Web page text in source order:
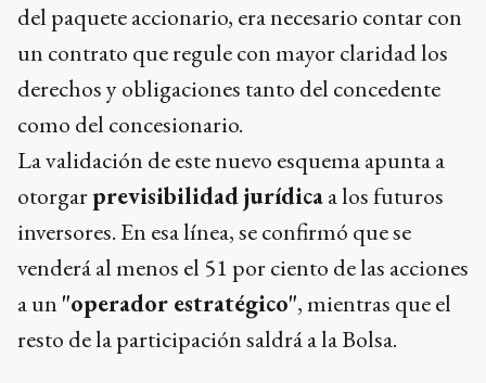
del paquete accionario, era necesario contar con
un contrato que regule con mayor claridad los
derechos y obligaciones tanto del concedente
como del concesionario.
La validación de este nuevo esquema apunta a
otorgarprevisibilidad jurídicaa los futuros
inversores. En esa línea, se confirmó que se
venderá al menos el 51 por ciento de las acciones
a un "operador estratégico", mientras que el
resto de la participación saldrá a la Bolsa.